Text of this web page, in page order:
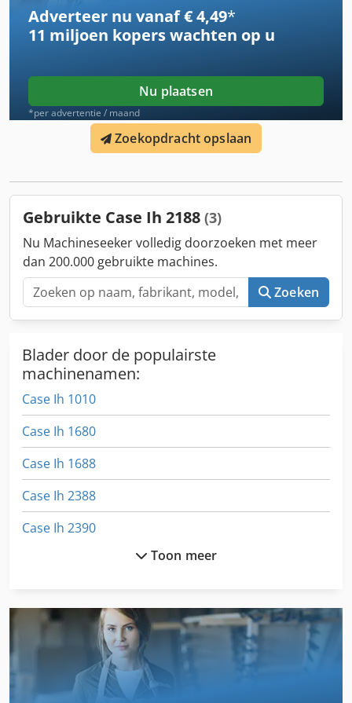
ander aanbod. Wijzigingen en fouten voorbehouden.
Inventarisnummer: 2926-26
Adverteer nu vanaf € 4,49*
11 miljoen koperswachten op u
Nu plaatsen
*per advertentie / maand
Zoekopdracht opslaan
Gebruikte Case Ih 2188 (3)
Nu Machineseeker volledig doorzoeken met meer
dan 200.000 gebruikte machines.
Zoeken
Blader door de populairste
machinenamen:
Case Ih 1010
Case Ih 1680
Case Ih 1688
Case Ih 2388
Case Ih 2390
Case Ih 3594
Case Ih 5130
Toon meer